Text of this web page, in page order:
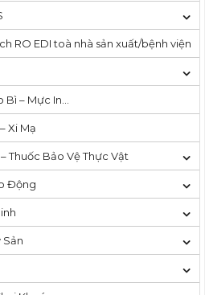
RO EDI​​ toà nhà sản xuất/bệnh viện
– Mực In…
Xi Mạ
Thuốc Bảo Vệ Thực Vật
Động
Sản